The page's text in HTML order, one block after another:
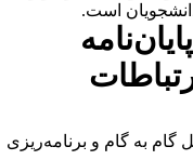
است.
گام به گام و برنامه‌ریزی